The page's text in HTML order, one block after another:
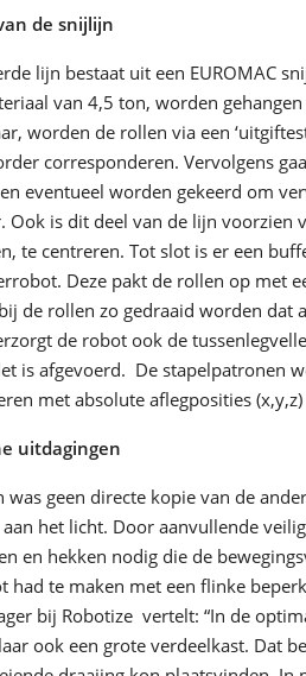
de snijlijn
lijn bestaat uit een EUROMAC
van 4,5 ton, worden
worden de rollen via een
corresponderen. Vervolgens
eventueel worden gekeerd om
Ook is dit deel van de lijn voorzien
te centreren. Tot slot is er een
Deze pakt de rollen op met
de rollen zo gedraaid worden dat
de robot ook de
is afgevoerd. De stapelpatronen
met absolute aflegposities
uitdagingen
was geen directe kopie van de
het licht. Door aanvullende
en hekken nodig die de
had te maken met een flinke
bij Robotize vertelt: “In de
ook een grote verdeelkast. Dat